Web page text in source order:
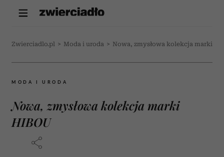
Zwierciadlo.pl > Moda i uroda > Nowa, zmysłowa kolekcja marki
MODA I URODA
Nowa, zmysłowa kolekcja marki
HIBOU